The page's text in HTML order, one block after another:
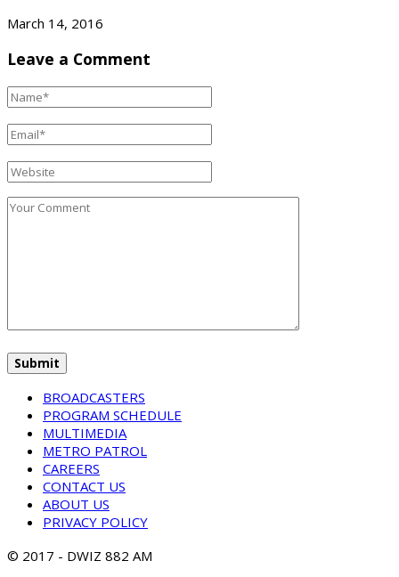
March 14, 2016
Leave a Comment
BROADCASTERS
PROGRAM SCHEDULE
MULTIMEDIA
METRO PATROL
CAREERS
CONTACT US
ABOUT US
PRIVACY POLICY
© 2017 - DWIZ 882 AM